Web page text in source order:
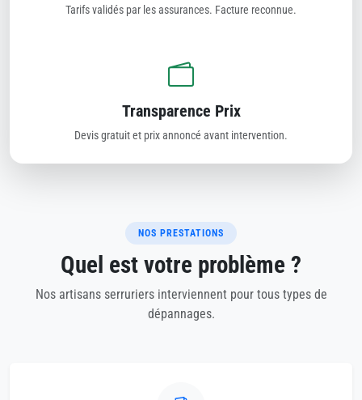
Tarifs validés par les assurances. Facture reconnue.
Transparence Prix
Devis gratuit et prix annoncé avant intervention.
NOS PRESTATIONS
Quel est votre problème ?
Nos artisans serruriers interviennent pour tous types de
dépannages.